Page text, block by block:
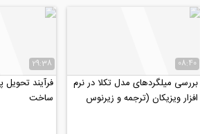
08:40
بررسی میلگردهای مدل تکلا در نرم
افزار ویزیکان (ترجمه و زیرنوس
29:38
فرآیند
ساخت